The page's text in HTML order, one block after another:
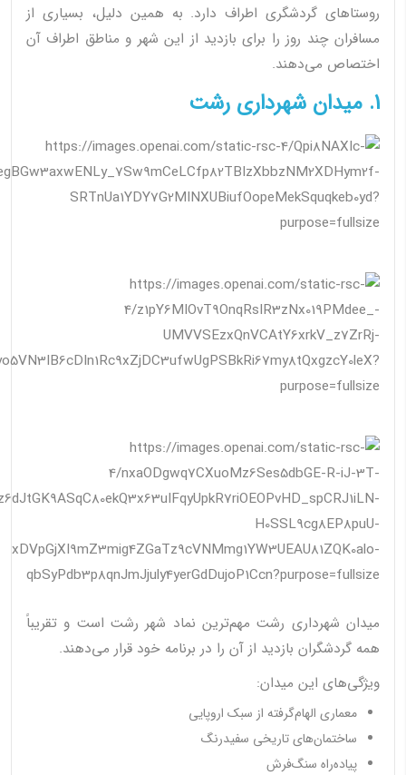
روستاهای گردشگری اطراف دارد. به همین دلیل، بسیاری از
مسافران چند روز را برای بازدید از این شهر و مناطق اطراف آن
اختصاص می‌دهند.
1. میدان شهرداری رشت
میدان شهرداری رشت مهم‌ترین نماد شهر رشت است و تقریباً
همه گردشگران بازدید از آن را در برنامه خود قرار می‌دهند.
ویژگی‌های این میدان:
معماری الهام‌گرفته از سبک اروپایی
ساختمان‌های تاریخی سفیدرنگ
پیاده‌راه سنگ‌فرش